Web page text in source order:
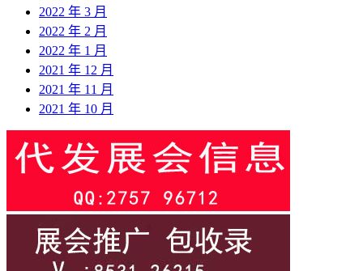
2022 年 3 月
2022 年 2 月
2022 年 1 月
2021 年 12 月
2021 年 11 月
2021 年 10 月